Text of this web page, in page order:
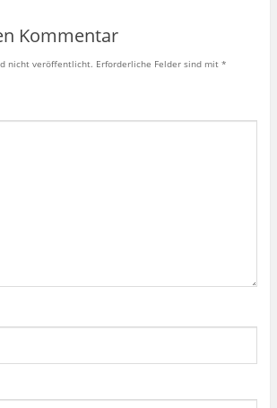
Kommentar
nicht veröffentlicht. Erforderliche Felder sind mit *